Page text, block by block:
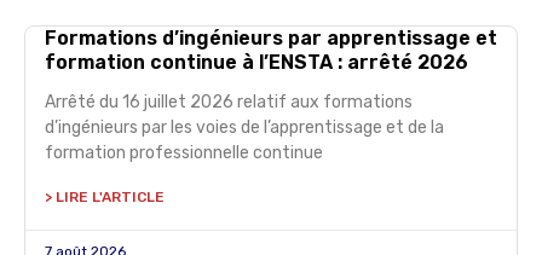
Formations d’ingénieurs par apprentissage et
formation continue à l’ENSTA : arrêté 2026
Arrêté du 16 juillet 2026 relatif aux formations
d’ingénieurs par les voies de l’apprentissage et de la
formation professionnelle continue
> LIRE L'ARTICLE
7 août 2026